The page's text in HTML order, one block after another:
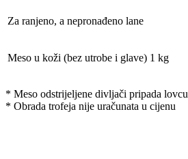
Za ranjeno, a nepronađeno lane
Meso u koži (bez utrobe i glave) 1 kg
* Meso odstrijeljene divljači pripada lovcu
* Obrada trofeja nije uračunata u cijenu